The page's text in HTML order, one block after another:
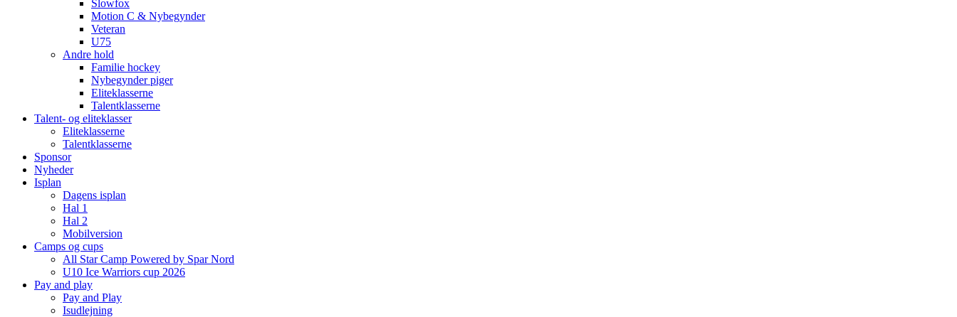
Slowfox
Motion C & Nybegynder
Veteran
U75
Andre hold
Familie hockey
Nybegynder piger
Eliteklasserne
Talentklasserne
Talent- og eliteklasser
Eliteklasserne
Talentklasserne
Sponsor
Nyheder
Isplan
Dagens isplan
Hal 1
Hal 2
Mobilversion
Camps og cups
All Star Camp Powered by Spar Nord
U10 Ice Warriors cup 2026
Pay and play
Pay and Play
Isudlejning